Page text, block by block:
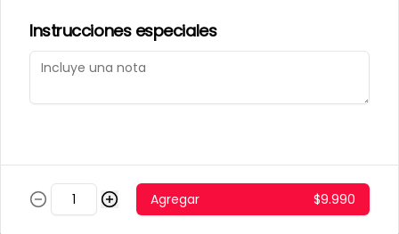
Ramen Camaron
Caldo Japonés de camarón.
Ramen Vegetariano
Caldo Japonés sin proteina.
Instrucciones especiales
Agregar $9.990